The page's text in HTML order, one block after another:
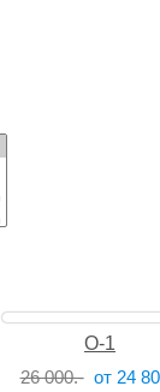
О-1
26 000.- от 24